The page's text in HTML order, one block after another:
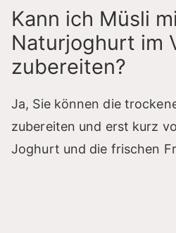
Kann ich Müsli
Naturjoghurt im
zubereiten?
Ja, Sie können die
zubereiten und erst kurz
Joghurt und die frischen